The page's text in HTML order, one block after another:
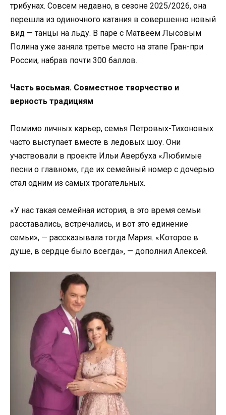
трибунах. Совсем недавно, в сезоне 2025/2026, она
перешла из одиночного катания в совершенно новый
вид — танцы на льду. В паре с Матвеем Лысовым
Полина уже заняла третье место на этапе Гран-при
России, набрав почти 300 баллов.
Часть восьмая. Совместное творчество и
верность традициям
Помимо личных карьер, семья Петровых-Тихоновых
часто выступает вместе в ледовых шоу. Они
участвовали в проекте Ильи Авербуха «Любимые
песни о главном», где их семейный номер с дочерью
стал одним из самых трогательных.
«У нас такая семейная история, в это время семьи
расставались, встречались, и вот это единение
семьи», — рассказывала тогда Мария. «Которое в
душе, в сердце было всегда», — дополнил Алексей.